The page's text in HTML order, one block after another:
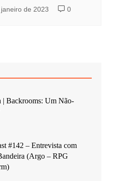
de 2023 0
| Backrooms: Um Não-
#142 – Entrevista com
(Argo – RPG